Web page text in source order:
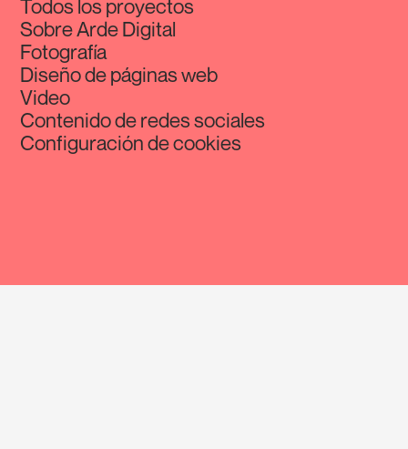
Todos los proyectos
Sobre Arde Digital
Fotografía
Diseño de páginas web
Video
Contenido de redes sociales
Configuración de cookies